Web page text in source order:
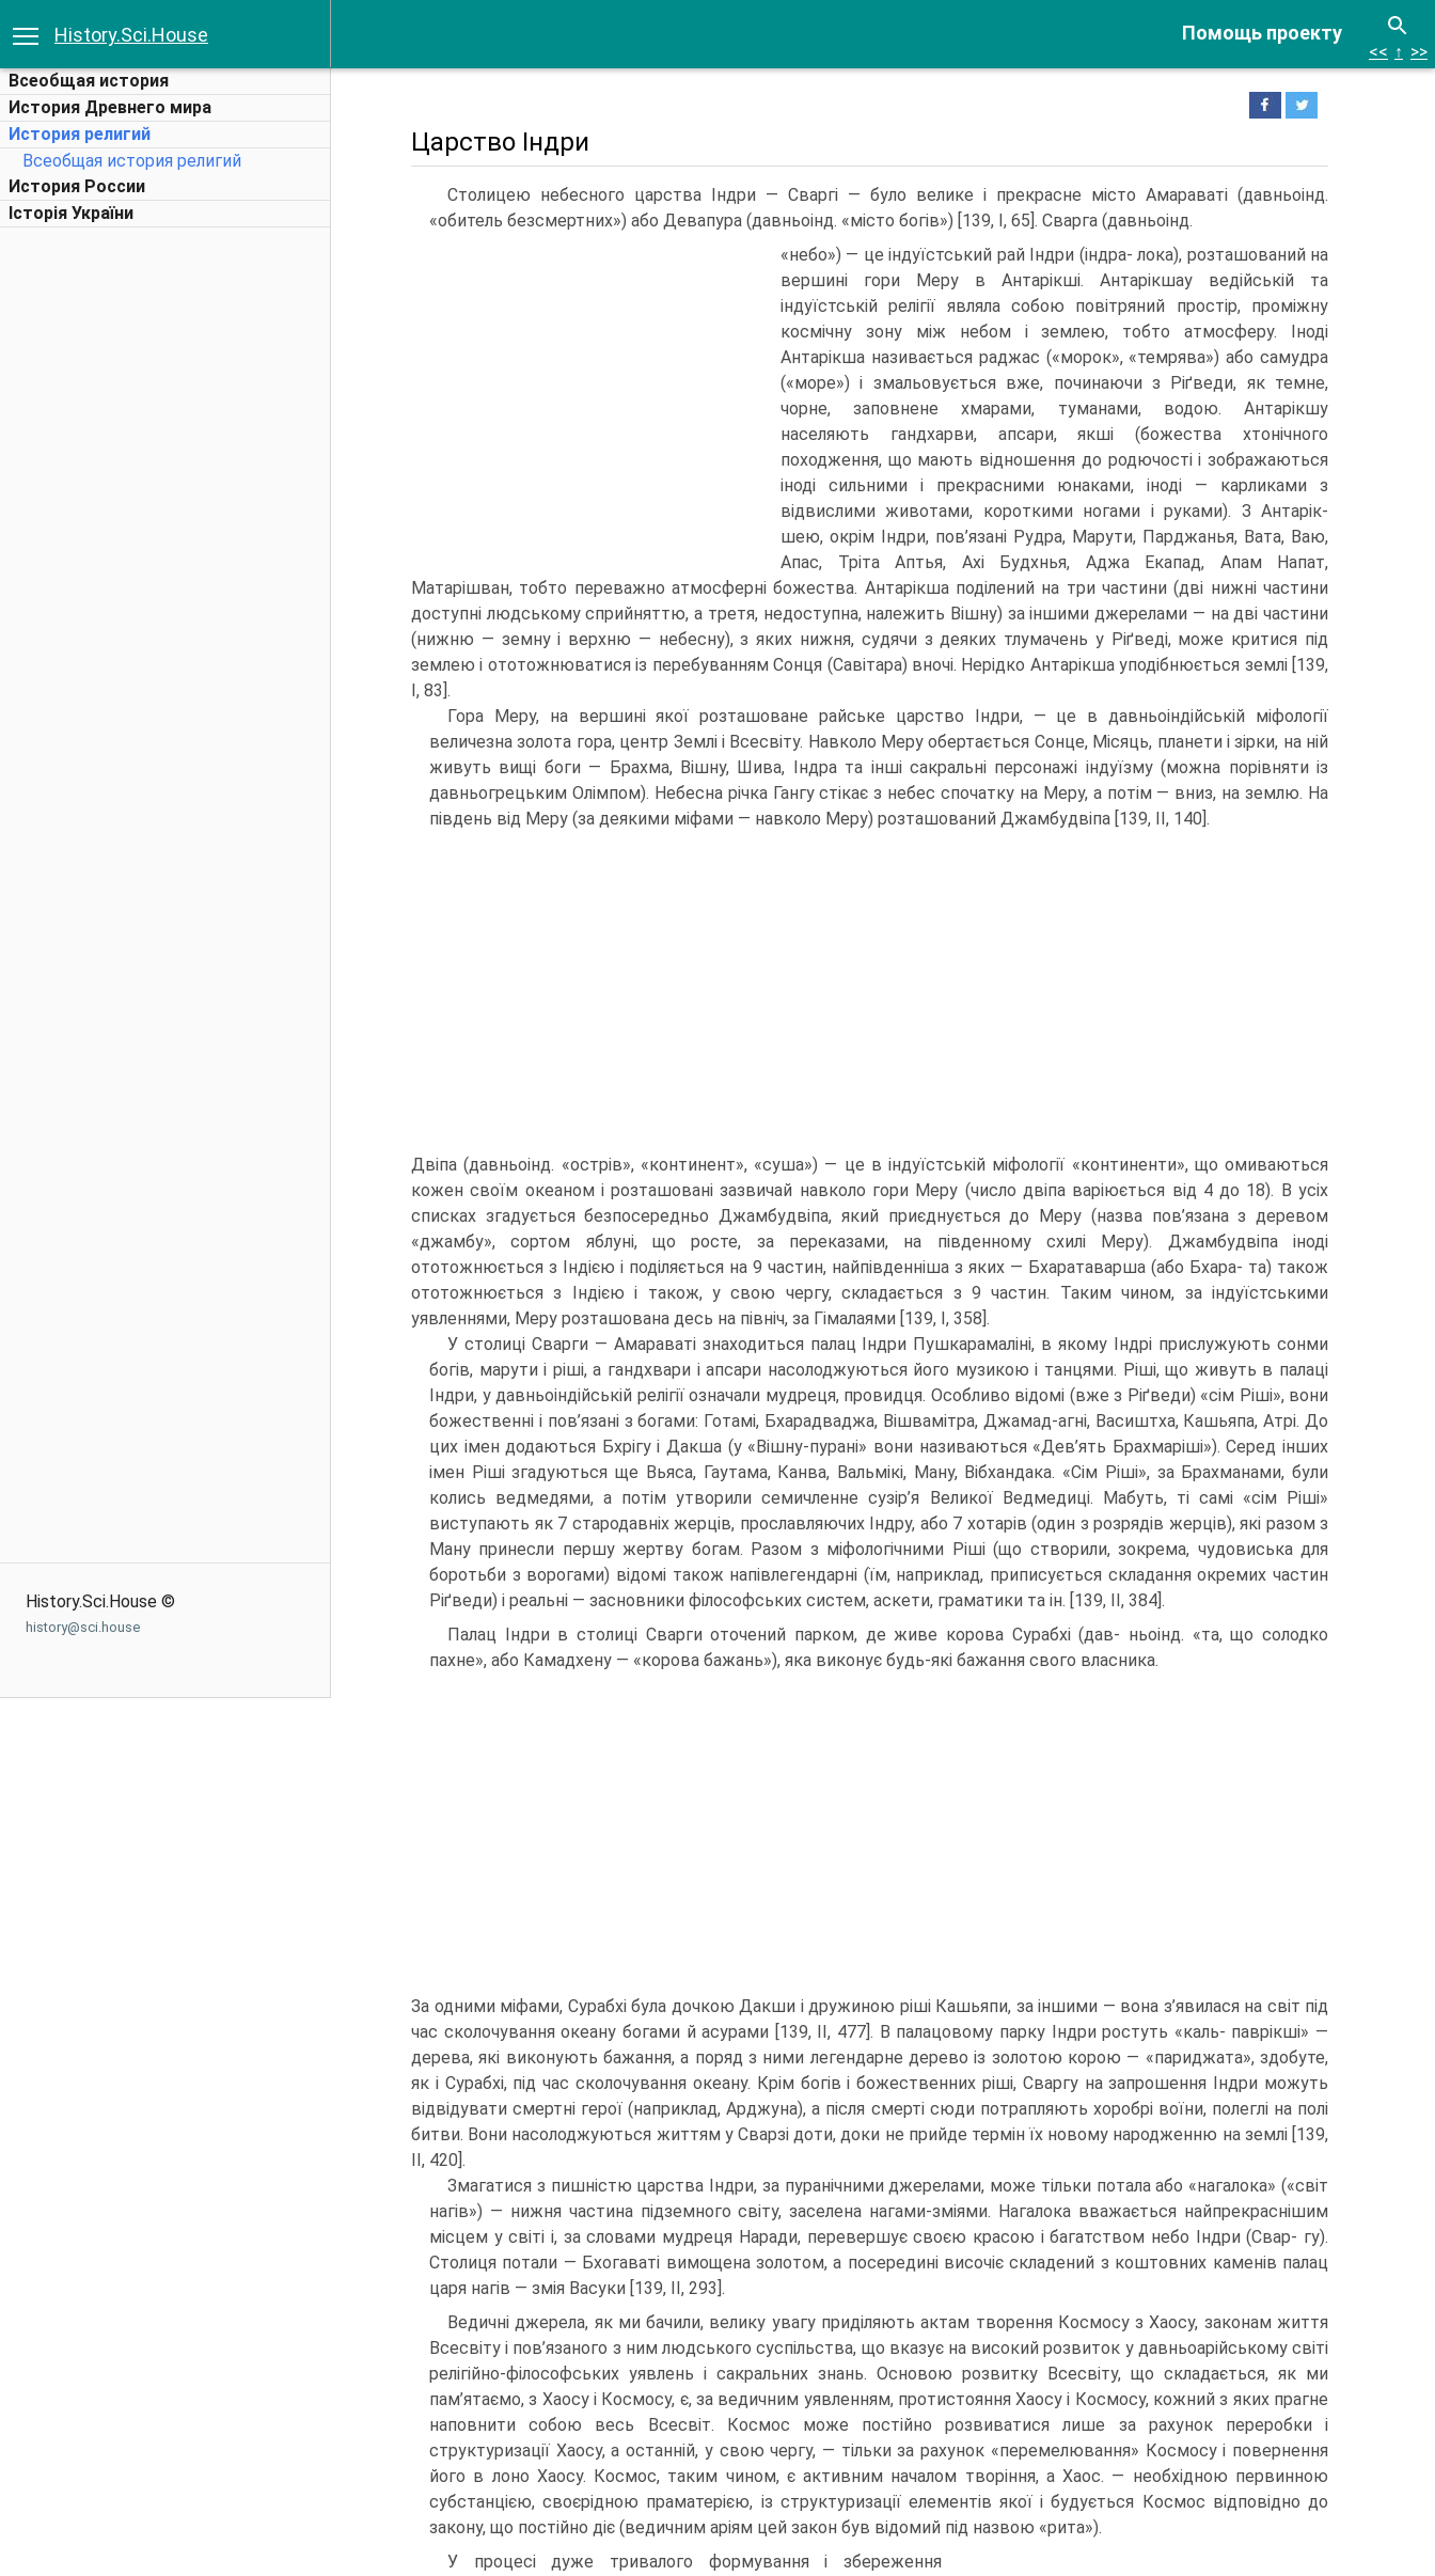
Помощь проекту
History.Sci.House
Всеобщая история
История Древнего мира
История религий
Всеобщая история религий
История России
Історія України
History.Sci.House ©
history@sci.house
<< ↑ >>
Царство Індри
Столицею небесного царства Індри — Сваргі — було велике і прекрасне місто Амараваті (давньоінд.
«обитель безсмертних») або Девапура (давньоінд. «місто богів») [139, I, 65]. Сварга (давньоінд.
«небо») — це індуїстський рай Індри (індра- лока), розташований на
вершині гори Меру в Антарікші. Антарікшау ведійській та
індуїстській релігії являла собою повітряний простір, проміжну
космічну зону між небом і землею, тобто атмосферу. Іноді
Антарікша називається раджас («мо­рок», «темрява») або самудра
(«море») і змальовується вже, починаючи з Ріґведи, як темне,
чорне, заповнене хмарами, туманами, водою. Антарікшу
населяють гандхарви, апсари, якші (божества хтонічного
походження, що мають відношення до родючості і зображаються
іноді сильними і прекрасними юнаками, іноді — карликами з
відвислими животами, короткими ногами і руками). З Антарік-
шею, окрім Індри, пов’язані Рудра, Марути, Парджанья, Вата, Ваю,
Апас, Тріта Аптья, Ахі Будхнья, Аджа Екапад, Апам Напат,
Матарішван, тобто переважно ат­мосферні божества. Антарікша поділений на три частини (дві нижні частини
до­ступні людському сприйняттю, а третя, недоступна, належить Вішну) за іншими джерелами — на дві частини
(нижню — земну і верхню — небесну), з яких нижня, судячи з деяких тлумачень у Ріґведі, може критися під
землею і ототожнюватися із перебуванням Сонця (Савітара) вночі. Нерідко Антарікша уподібнюється землі [139,
I, 83].
Гора Меру, на вершині якої розташоване райське царство Індри, — це в дав­ньоіндійській міфології
величезна золота гора, центр Землі і Всесвіту. Навколо Меру обертається Сонце, Місяць, планети і зірки, на ній
живуть вищі боги — Брах­ма, Вішну, Шива, Індра та інші сакральні персонажі індуїзму (можна порівняти із
давньогрецьким Олімпом). Небесна річка Гангу стікає з небес спочатку на Меру, а потім — вниз, на землю. На
південь від Меру (за деякими міфами — навколо Меру) розташований Джамбудвіпа [139, II, 140].
Двіпа (давньоінд. «острів», «конти­нент», «суша») — це в індуїстській міфології «континенти», що омиваються
кожен своїм океаном і розташовані зазвичай навколо гори Меру (число двіпа варіюється від 4 до 18). В усіх
списках згадується безпосередньо Джамбудвіпа, який приєд­нується до Меру (назва пов’язана з деревом
«джамбу», сортом яблуні, що росте, за переказами, на південному схилі Меру). Джамбудвіпа іноді
ототожнюється з Індією і поділяється на 9 частин, найпівденніша з яких — Бхаратаварша (або Бхара- та) також
ототожнюється з Індією і також, у свою чергу, складається з 9 частин. Таким чином, за індуїстськими
уявленнями, Меру розташована десь на північ, за Гімалаями [139, I, 358].
У столиці Сварги — Амараваті знаходиться палац Індри Пушкарамаліні, в якому Індрі прислужують сонми
богів, марути і ріші, а гандхвари і апсари насолод­жуються його музикою і танцями. Ріші, що живуть в палаці
Індри, у давньоіндій­ській релігії означали мудреця, провидця. Особливо відомі (вже з Ріґведи) «сім Ріші», вони
божественні і пов’язані з богами: Готамі, Бхарадваджа, Вішвамітра, Джамад-агні, Васиштха, Кашьяпа, Атрі. До
цих імен додаються Бхрігу і Дакша (у «Вішну-пурані» вони називаються «Дев’ять Брахмаріші»). Серед інших
імен Ріші згадуються ще Вьяса, Гаутама, Канва, Вальмікі, Ману, Вібхандака. «Сім Ріші», за Брахманами, були
колись ведмедями, а потім утворили семичленне сузір’я Великої Ведмедиці. Мабуть, ті самі «сім Ріші»
виступають як 7 стародавніх жерців, прослав­ляючих Індру, або 7 хотарів (один з розрядів жерців), які разом з
Ману принесли першу жертву богам. Разом з міфологічними Ріші (що створили, зокрема, чудо­виська для
боротьби з ворогами) відомі також напівлегендарні (їм, наприклад, при­писується складання окремих частин
Ріґведи) і реальні — засновники філософсь­ких систем, аскети, граматики та ін. [139, II, 384].
Палац Індри в столиці Сварги оточений парком, де живе корова Сурабхі (дав- ньоінд. «та, що солодко
пахне», або Камадхену — «корова бажань»), яка виконує будь-які бажання свого власника.
За одними міфами, Сурабхі була дочкою Дакши і дружиною ріші Кашьяпи, за іншими — вона з’явилася на світ під
час сколочування океану богами й асурами [139, II, 477]. В палацовому парку Індри ростуть «каль- паврікші» —
дерева, які виконують бажання, а поряд з ними легендарне дерево із золотою корою — «париджата», здобуте,
як і Сурабхі, під час сколочування океа­ну. Крім богів і божественних ріші, Сваргу на запрошення Індри можуть
відвідува­ти смертні герої (наприклад, Арджуна), а після смерті сюди потрапляють хоробрі воїни, полеглі на полі
битви. Вони насолоджуються життям у Сварзі доти, доки не прийде термін їх новому народженню на землі [139,
II, 420].
Змагатися з пишністю царства Індри, за пуранічними джерелами, може тільки потала або «нагалока» («світ
нагів») — нижня частина підземного світу, за­селена нагами-зміями. Нагалока вважається найпрекраснішим
місцем у світі і, за словами мудреця Наради, перевершує своєю красою і багатством небо Індри (Свар- гу).
Столиця потали — Бхогаваті вимощена золотом, а посередині височіє складе­ний з коштовних каменів палац
царя нагів — змія Васуки [139, II, 293].
Ведичні джерела, як ми бачили, велику увагу приділяють актам творення Кос­мосу з Хаосу, законам життя
Всесвіту і пов’язаного з ним людського суспільства, що вказує на високий розвиток у давньоарійському світі
релігійно-філософських уявлень і сакральних знань. Основою розвитку Всесвіту, що складається, як ми
пам’ятаємо, з Хаосу і Космосу, є, за ведичним уявленням, протистояння Хаосу і Космосу, кожний з яких прагне
наповнити собою весь Всесвіт. Космос може пос­тійно розвиватися лише за рахунок переробки і
структуризації Хаосу, а останній, у свою чергу, — тільки за рахунок «перемелювання» Космосу і повернення
його в лоно Хаосу. Космос, таким чином, є активним началом творіння, а Хаос. — необхід­ною первинною
субстанцією, своєрідною праматерією, із структуризації елемен­тів якої і будується Космос відповідно до
закону, що постійно діє (ведичним аріям цей закон був відомий під назвою «рита»).
У процесі дуже тривалого формування і збереження